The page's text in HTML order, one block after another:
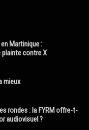
Martinique :
plainte contre X
mieux
rondes : la FYRM offre-t-
audiovisuel ?